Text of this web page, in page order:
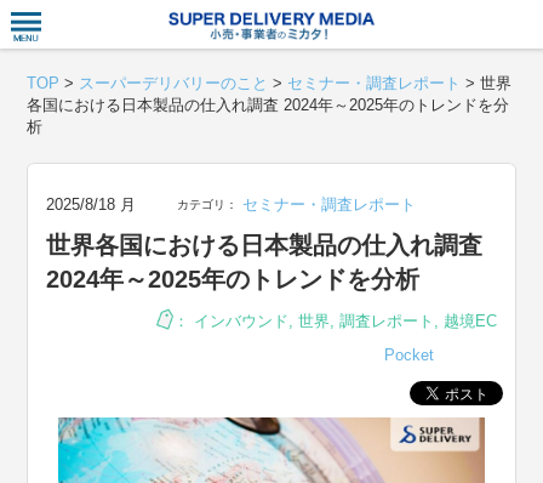
TOP > スーパーデリバリーのこと > セミナー・調査レポート >世界
各国における日本製品の仕入れ調査 2024年～2025年のトレンドを分
析
2025/8/18 月 カテゴリ： セミナー・調査レポート
世界各国における日本製品の仕入れ調査
2024年～2025年のトレンドを分析
： インバウンド, 世界, 調査レポート , 越境EC
Pocket